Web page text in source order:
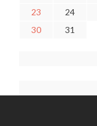
23
24
30
31